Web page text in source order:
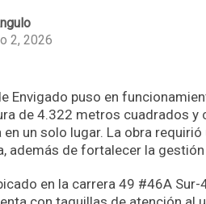
2, 2026
Envigado puso en
de 4.322 metros cuadrados
en un solo lugar. La obra
además de fortalecer la
en la carrera 49 #46A